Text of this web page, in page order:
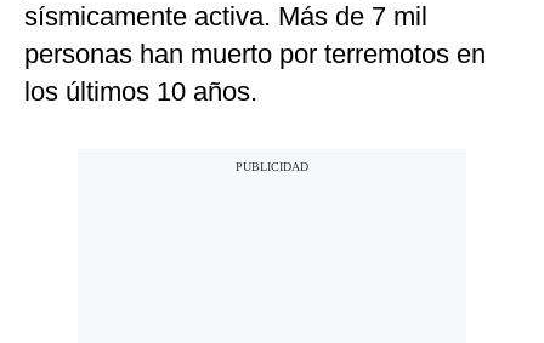
sísmicamente activa. Más de 7 mil
personas han muerto por terremotos en
los últimos 10 años.